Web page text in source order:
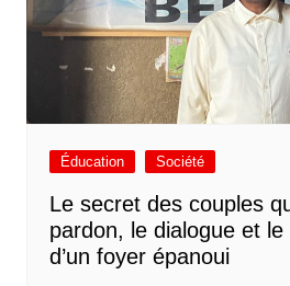
Éducation Société
Le secret des couples
pardon, le dialogue et
d’un foyer épanoui